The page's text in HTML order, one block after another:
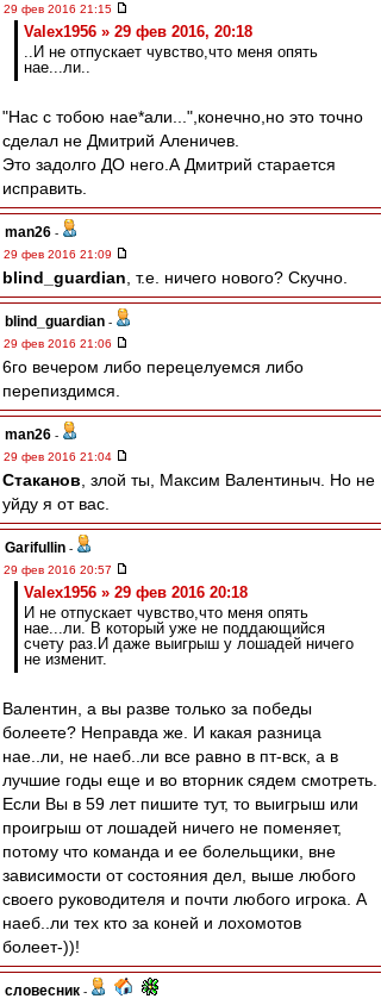
29 фев 2016 21:15
Valex1956 » 29 фев 2016, 20:18
..И не отпускает чувство,что меня опять
нае...ли..
"Нас с тобою нае*али...",конечно,но это точно
сделал не Дмитрий Аленичев.
Это задолго ДО него.А Дмитрий старается
исправить.
man26 -
29 фев 2016 21:09
blind_guardian , т.е. ничего нового? Скучно.
blind_guardian -
29 фев 2016 21:06
6го вечером либо перецелуемся либо
перепиздимся.
man26 -
29 фев 2016 21:04
Cтаканов , злой ты, Максим Валентиныч. Но не
уйду я от вас.
Garifullin -
29 фев 2016 20:57
Valex1956 » 29 фев 2016 20:18
И не отпускает чувство,что меня опять
нае...ли. В который уже не поддающийся
счету раз.И даже выигрыш у лошадей ничего
не изменит.
Валентин, а вы разве только за победы
болеете? Неправда же. И какая разница
нае..ли, не наеб..ли все равно в пт-вск, а в
лучшие годы еще и во вторник сядем смотреть.
Если Вы в 59 лет пишите тут, то выигрыш или
проигрыш от лошадей ничего не поменяет,
потому что команда и ее болельщики, вне
зависимости от состояния дел, выше любого
своего руководителя и почти любого игрока. А
наеб..ли тех кто за коней и лохомотов
болеет-))!
словесник -